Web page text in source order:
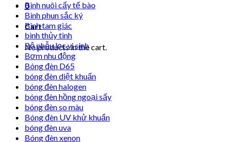
0
Cart
No products in the cart.
Bình nuôi cấy tế bào
Bình phun sắc ký
Bình tam giác
bình thủy tinh
Bộ phễu lọc vi sinh
Bơm nhu động
Bóng đèn D65
bóng đèn diệt khuẩn
bóng đèn halogen
bóng đèn hồng ngoại sấy
bóng đèn so màu
Bóng đèn UV khử khuẩn
bóng đèn uva
Bóng đèn xenon